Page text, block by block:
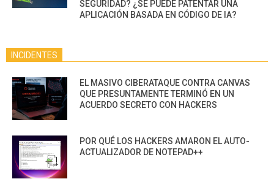
SEGURIDAD? ¿SE PUEDE PATENTAR UNA
APLICACIÓN BASADA EN CÓDIGO DE IA?
INCIDENTES
EL MASIVO CIBERATAQUE CONTRA CANVAS
QUE PRESUNTAMENTE TERMINÓ EN UN
ACUERDO SECRETO CON HACKERS
POR QUÉ LOS HACKERS AMARON EL AUTO-
ACTUALIZADOR DE NOTEPAD++